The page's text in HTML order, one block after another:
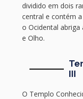
dividido em dois
central e contém
o Ocidental
e Olho.
III
O Templo